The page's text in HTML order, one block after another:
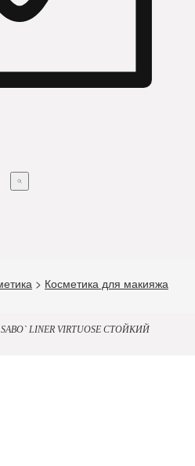
> Косметика для макияжа
LINER VIRTUOSE СТОЙКИЙ